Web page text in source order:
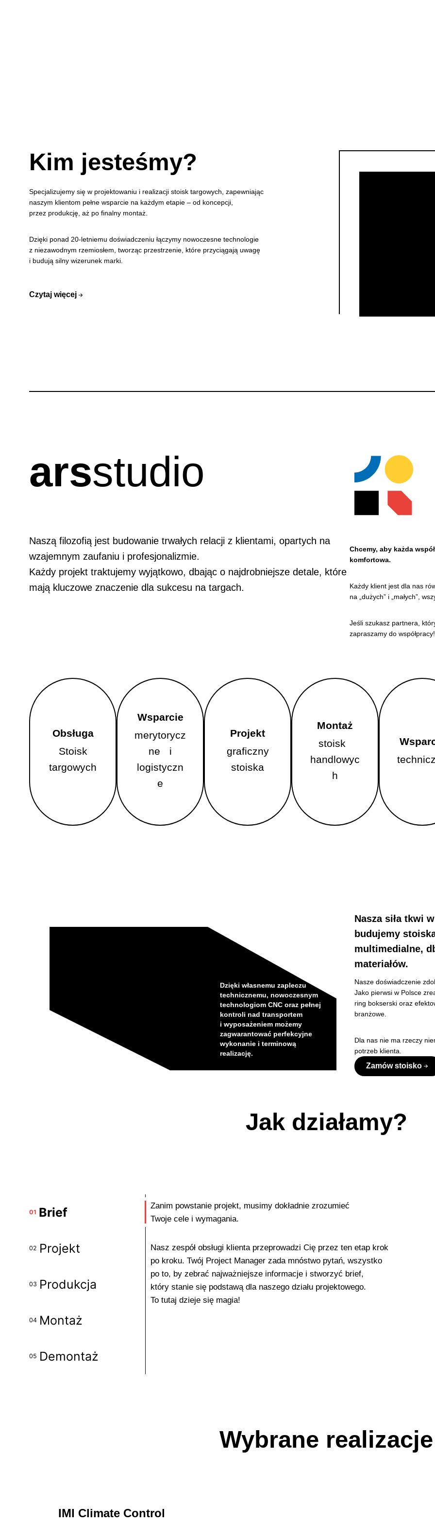
Kim jesteśmy?
Specjalizujemy się w projektowaniu i realizacji stoisk targowych, zapewniając
naszym klientom pełne wsparcie na każdym etapie – od koncepcji,
przez produkcję, aż po finalny montaż.
Dzięki ponad 20-letniemu doświadczeniu łączymy nowoczesne technologie
z niezawodnym rzemiosłem, tworząc przestrzenie, które przyciągają uwagę
i budują silny wizerunek marki.
Czytaj więcej
arsstudio
Naszą filozofią jest budowanie trwałych relacji z klientami, opartych na
wzajemnym zaufaniu i profesjonalizmie.
Każdy projekt traktujemy wyjątkowo, dbając o najdrobniejsze detale, które
mają kluczowe znaczenie dla sukcesu na targach.
Chcemy, aby każda
komfortowa.
Każdy klient jest dla nas
na „dużych” i „małych”,
Jeśli szukasz partnera,
zapraszamy do współpracy!
Obsługa
Stoisk
targowych
Obsługa
Stoisk
Wsparcie
merytorycz
ne i
logistyczn
e
Wsparcie
ne i
Projekt
graficzny
stoiska
Projekt
graficzny
Montaż
stoisk
handlowyc
h
Montaż
stoisk
handlowyc
Dzięki własnemu zapleczu
technicznemu, nowoczesnym
technologiom CNC oraz pełnej
kontroli nad transportem
i wyposażeniem możemy
zagwarantować perfekcyjne
wykonanie i terminową
realizację.
Nasza siła tkwi
budujemy
multimedialne,
materiałów.
Nasze doświadczenie
Jako pierwsi w Polsce
ring bokserski oraz
branżowe.
Dla nas nie ma rzeczy
potrzeb klienta.
Zamów stoisko
Jak działamy?
01 Brief
02 Projekt
03 Produkcja
04 Montaż
05 Demontaż
Zanim powstanie projekt, musimy dokładnie zrozumieć
Twoje cele i wymagania.
Nasz zespół obsługi klienta przeprowadzi Cię przez ten etap krok
po kroku. Twój Project Manager zada mnóstwo pytań, wszystko
po to, by zebrać najważniejsze informacje i stworzyć brief,
który stanie się podstawą dla naszego działu projektowego.
To tutaj dzieje się magia!
Wybrane realizacje
IMI Climate Control